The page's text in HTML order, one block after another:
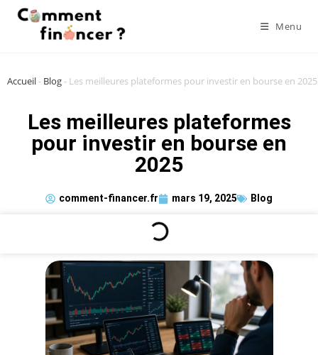
Menu
Accueil- Blog- Les meilleures plateformes pour investir en bourse en 2025
Les meilleures plateformes
pour investir en bourse en
2025
comment-financer.fr mars 19, 2025 Blog